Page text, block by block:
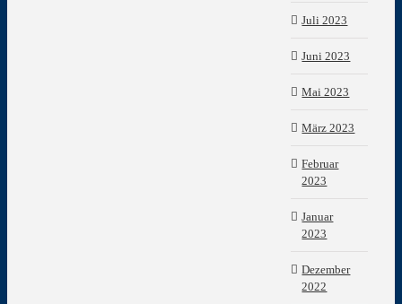
Juli 2023
Juni 2023
Mai 2023
März 2023
Februar
2023
Januar
2023
Dezember
2022